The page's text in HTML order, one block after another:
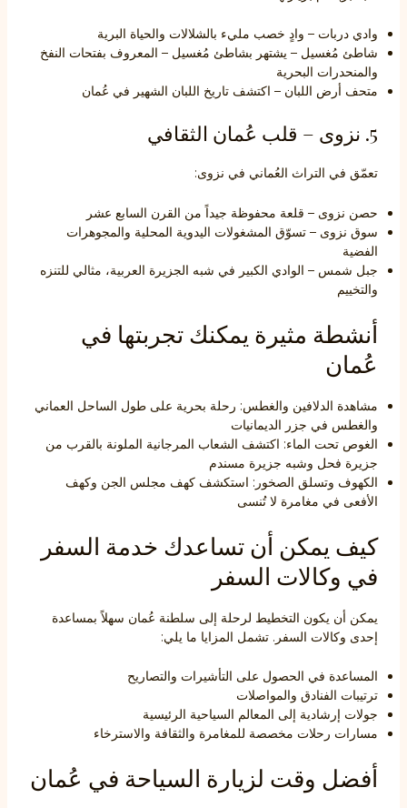
وادي دربات – وادٍ خصب مليء بالشلالات والحياة البرية
شاطئ مُغسيل – يشتهر بشاطئ مُغسيل – المعروف بفتحات النفخ
والمنحدرات البحرية
متحف أرض اللبان – اكتشف تاريخ اللبان الشهير في عُمان
5. نزوى – قلب عُمان الثقافي
تعمّق في التراث العُماني في نزوى:
حصن نزوى – قلعة محفوظة جيداً من القرن السابع عشر
سوق نزوى – تسوّق المشغولات اليدوية المحلية والمجوهرات
الفضية
جبل شمس – الوادي الكبير في شبه الجزيرة العربية، مثالي للتنزه
والتخييم
أنشطة مثيرة يمكنك تجربتها في
عُمان
مشاهدة الدلافين والغطس: رحلة بحرية على طول الساحل العماني
والغطس في جزر الديمانيات
الغوص تحت الماء: اكتشف الشعاب المرجانية الملونة بالقرب من
جزيرة فحل وشبه جزيرة مسندم
الكهوف وتسلق الصخور: استكشف كهف مجلس الجن وكهف
الأفعى في مغامرة لا تُنسى
كيف يمكن أن تساعدك خدمة السفر
في وكالات السفر
يمكن أن يكون التخطيط لرحلة إلى سلطنة عُمان سهلاً بمساعدة
إحدى وكالات السفر. تشمل المزايا ما يلي:
المساعدة في الحصول على التأشيرات والتصاريح
ترتيبات الفنادق والمواصلات
جولات إرشادية إلى المعالم السياحية الرئيسية
مسارات رحلات مخصصة للمغامرة والثقافة والاسترخاء
أفضل وقت لزيارة السياحة في عُمان